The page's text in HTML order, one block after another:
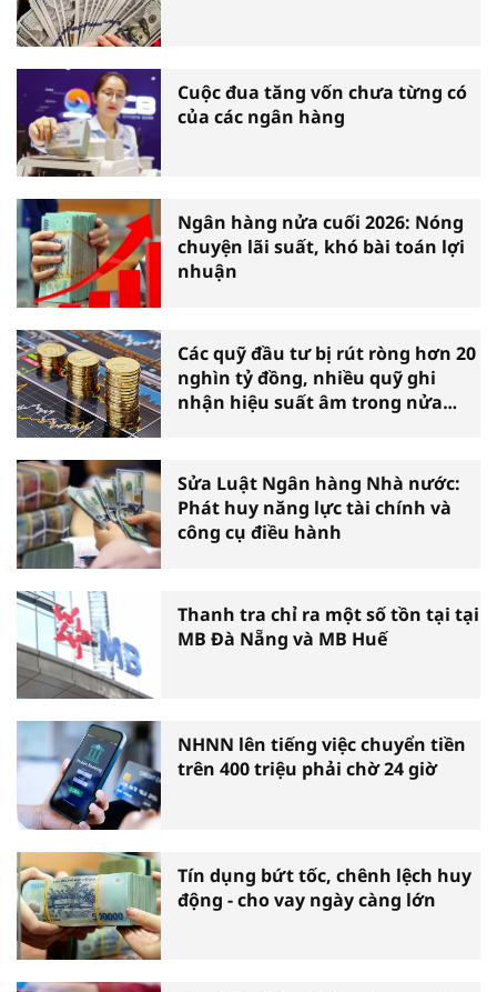
Cuộc đua tăng vốn chưa từng có
của các ngân hàng
Ngân hàng nửa cuối 2026: Nóng
chuyện lãi suất, khó bài toán lợi
nhuận
Các quỹ đầu tư bị rút ròng hơn 20
nghìn tỷ đồng, nhiều quỹ ghi
nhận hiệu suất âm trong nửa
Sửa Luật Ngân hàng Nhà nước:
Phát huy năng lực tài chính và
công cụ điều hành
Thanh tra chỉ ra một số tồn tại tại
MB Đà Nẵng và MB Huế
NHNN lên tiếng việc chuyển tiền
trên 400 triệu phải chờ 24 giờ
Tín dụng bứt tốc, chênh lệch huy
động - cho vay ngày càng lớn